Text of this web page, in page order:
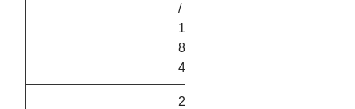
/
1
8
4
2